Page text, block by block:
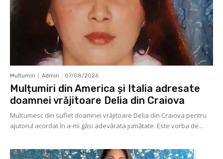
Multumiri Admin - 07/08/2026
Mulțumiri din America și Italia adresate
doamnei vrăjitoare Delia din Craiova
Mulţumesc din suflet doamnei vrăjitoare Delia din Craiova pentru
ajutorul acordat în a-mi găsi adevărata jumătate. Este vorba de...